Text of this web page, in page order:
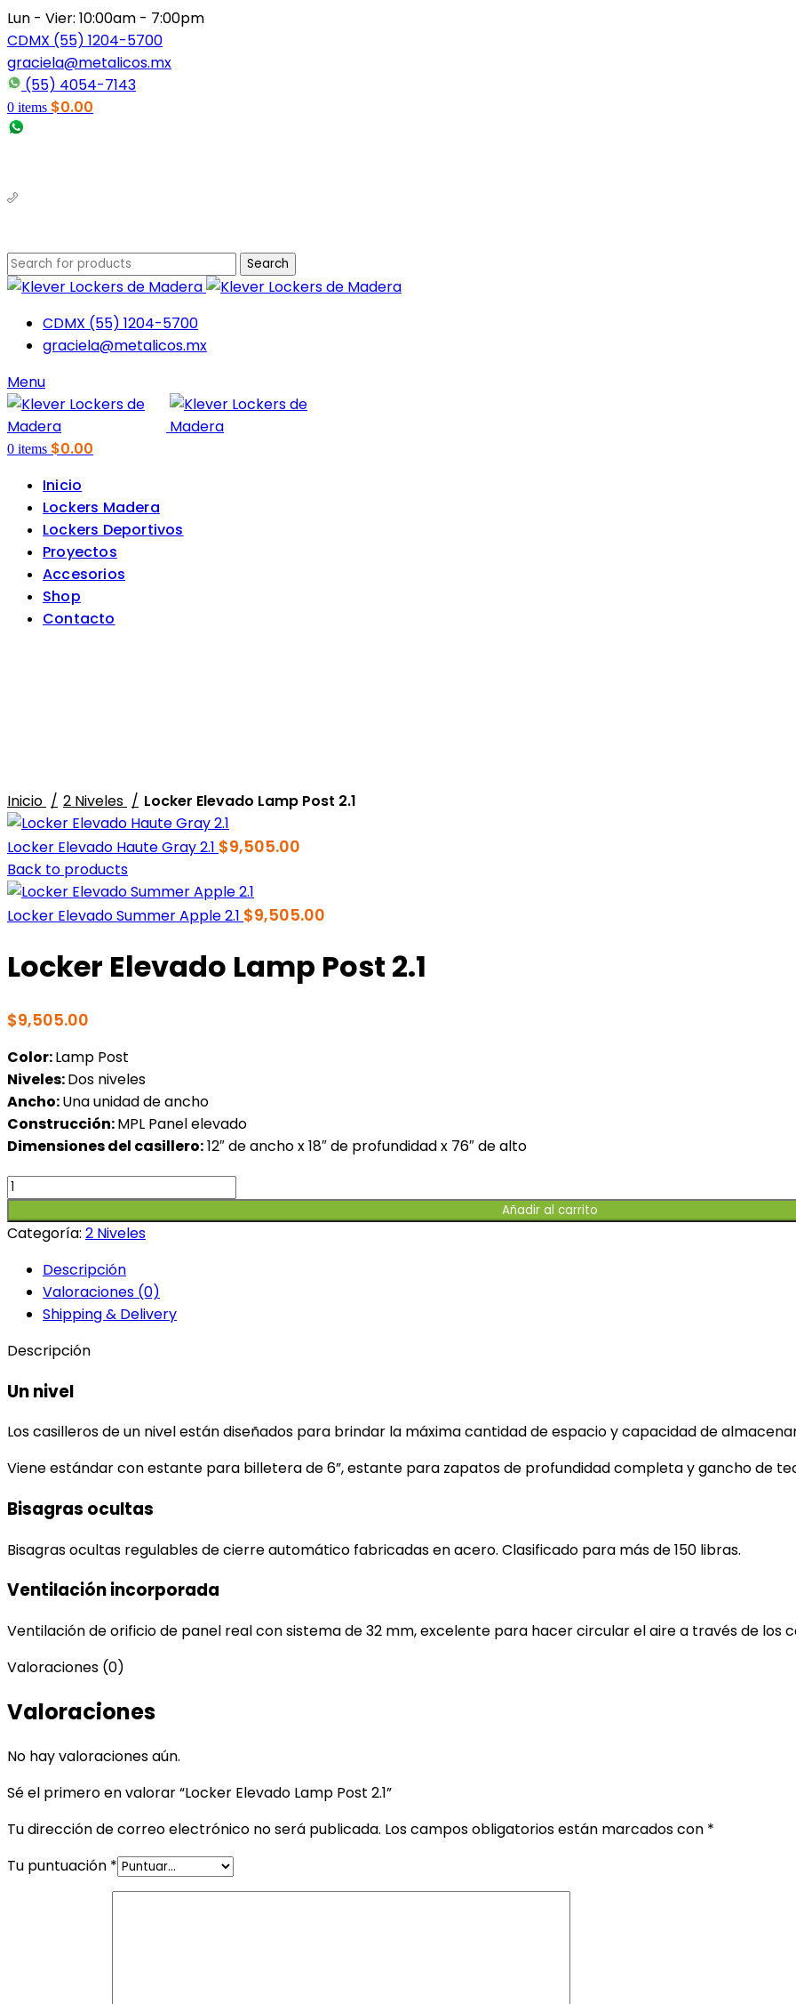
Lun - Vier: 10:00am - 7:00pm
CDMX (55) 1204-5700
graciela@metalicos.mx
(55) 4054-7143
0 items $0.00
Search
CDMX (55) 1204-5700
graciela@metalicos.mx
Menu
0 items $0.00
Inicio
Lockers Madera
Lockers Deportivos
Proyectos
Accesorios
Shop
Contacto
Inicio 2 Niveles Locker Elevado Lamp Post 2.1
Locker Elevado Haute Gray 2.1 $9,505.00
Back to products
Locker Elevado Summer Apple 2.1 $9,505.00
Locker Elevado Lamp Post 2.1
$9,505.00
Color:Lamp Post
Niveles:Dos niveles
Ancho:Una unidad de ancho
Construcción:MPL Panel elevado
Dimensiones del casillero:12″ de ancho x 18″ de profundidad x 76″ de alto
Locker
Elevado
Lamp
cantidad
Añadir al carrito
Categoría: 2 Niveles
Descripción
Valoraciones (0)
Shipping & Delivery
Descripción
Un nivel
Los casilleros de un nivel están diseñados para brindar la máxima cantidad de espacio y capacidad de
Viene estándar con estante para billetera de 6”, estante para zapatos de profundidad completa y gancho de
Bisagras ocultas
Bisagras ocultas regulables de cierre automático fabricadas en acero. Clasificado para más de 150 libras.
Ventilación incorporada
Ventilación de orificio de panel real con sistema de 32 mm, excelente para hacer circular el aire a través de los
Valoraciones (0)
Valoraciones
No hay valoraciones aún.
Sé el primero en valorar “Locker Elevado Lamp Post 2.1”
Tu dirección de correo electrónico no será publicada. Los campos obligatorios están marcados con *
Tu puntuación *